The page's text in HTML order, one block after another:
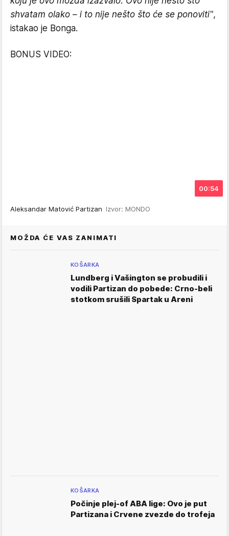
shvatam olako – i to nije nešto što će se ponoviti",
istakao je Bonga.
BONUS VIDEO:
00:54
Aleksandar Matović Partizan Izvor: MONDO
MOŽDA ĆE VAS ZANIMATI
KOŠARKA
Lundberg i Vašington se probudili i
vodili Partizan do pobede: Crno-beli
stotkom srušili Spartak u Areni
KOŠARKA
Počinje plej-of ABA lige: Ovo je put
Partizana i Crvene zvezde do trofeja